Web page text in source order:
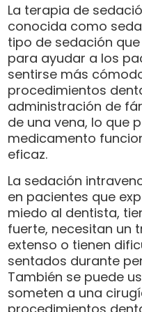
La terapia de
conocida como
tipo de sedación
para ayudar a los
sentirse más
procedimientos
administración de
de una vena, lo que
medicamento
eficaz.
La sedación
en pacientes que
miedo al dentista,
fuerte, necesitan un
extenso o tienen
sentados durante
También se puede
someten a una